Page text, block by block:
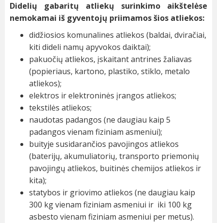
Didelių gabaritų atliekų surinkimo aikštelėse
nemokamai iš gyventojų priimamos šios atliekos:
didžiosios komunalines atliekos (baldai, dviračiai,
kiti dideli namų apyvokos daiktai);
pakuočių atliekos, įskaitant antrines žaliavas
(popieriaus, kartono, plastiko, stiklo, metalo
atliekos);
elektros ir elektroninės įrangos atliekos;
tekstilės atliekos;
naudotas padangos (ne daugiau kaip 5
padangos vienam fiziniam asmeniui);
buityje susidarančios pavojingos atliekos
(baterijų, akumuliatorių, transporto priemonių
pavojingų atliekos, buitinės chemijos atliekos ir
kita);
statybos ir griovimo atliekos (ne daugiau kaip
300 kg vienam fiziniam asmeniui ir iki 100 kg
asbesto vienam fiziniam asmeniui per metus).